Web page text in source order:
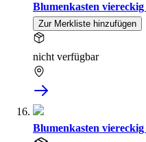
Blumenkasten
Zur Merkliste hinzufügen
nicht verfügbar
Blumenkasten